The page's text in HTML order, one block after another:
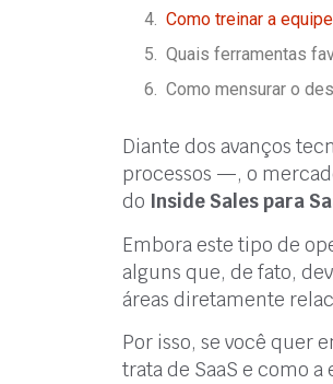
Como treinar a
Quais ferramentas
Como mensurar o
Diante dos avanços
processos —, o
do Inside Sales para
Embora este tipo de
alguns que, de fato,
áreas diretamente
Por isso, se você quer
trata de SaaS e como